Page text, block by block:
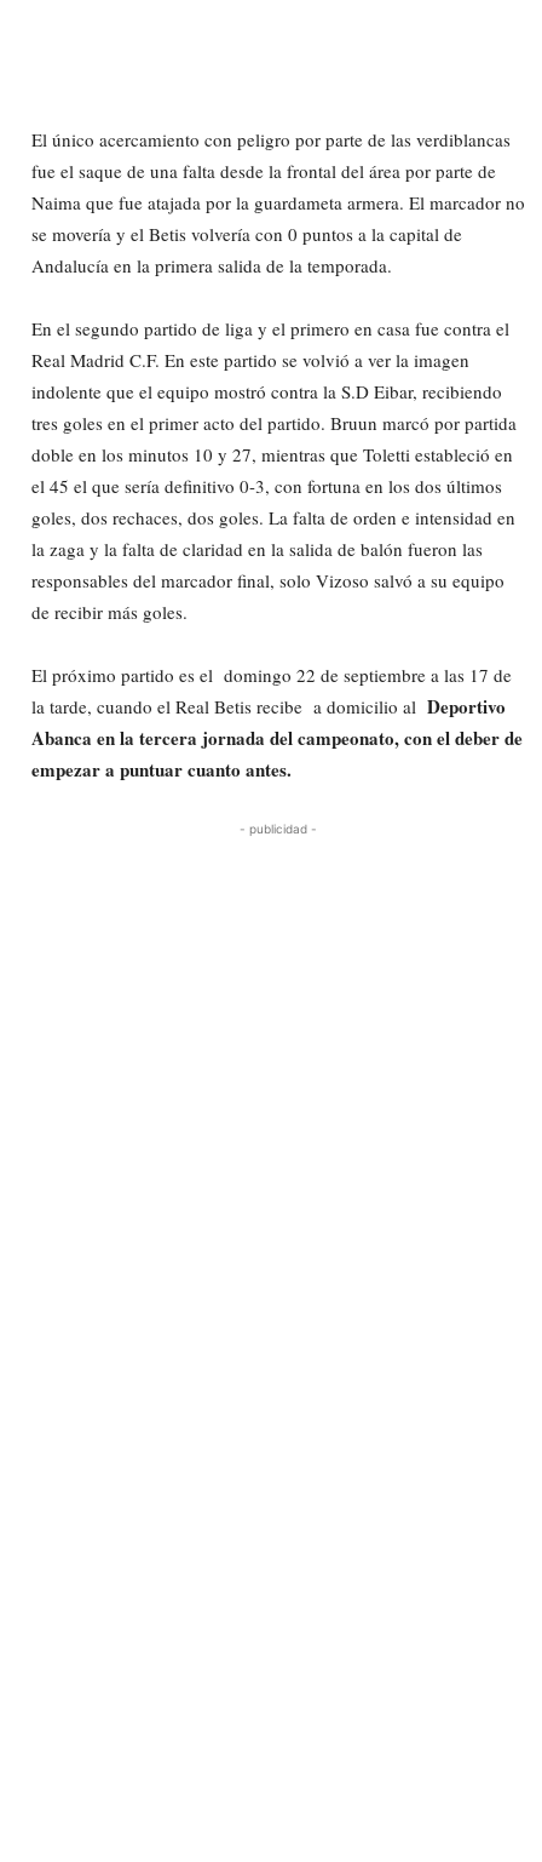
El único acercamiento con peligro por parte de las verdiblancas
fue el saque de una falta desde la frontal del área por parte de
Naima que fue atajada por la guardameta armera. El marcador no
se movería y el Betis volvería con 0 puntos a la capital de
Andalucía en la primera salida de la temporada.
En el segundo partido de liga y el primero en casa fue contra el
Real Madrid C.F. En este partido se volvió a ver la imagen
indolente que el equipo mostró contra la S.D Eibar, recibiendo
tres goles en el primer acto del partido. Bruun marcó por partida
doble en los minutos 10 y 27, mientras que Toletti estableció en
el 45 el que sería definitivo 0-3, con fortuna en los dos últimos
goles, dos rechaces, dos goles. La falta de orden e intensidad en
la zaga y la falta de claridad en la salida de balón fueron las
responsables del marcador final, solo Vizoso salvó a su equipo
de recibir más goles.
El próximo partido es el domingo 22 de septiembre a las 17 de
la tarde, cuando el Real Betis recibe a domicilio al Deportivo
Abanca en la tercera jornada del campeonato, con el deber de
empezar a puntuar cuanto antes.
- publicidad -